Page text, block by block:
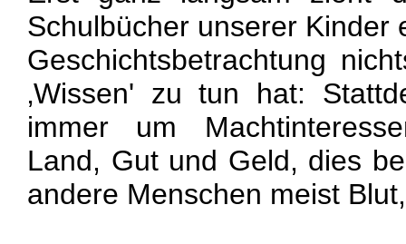
Schulbücher unserer Kinder
Geschichtsbetrachtung
‚Wissen' zu tun hat:
immer um
Land, Gut und Geld, dies
andere Menschen meist